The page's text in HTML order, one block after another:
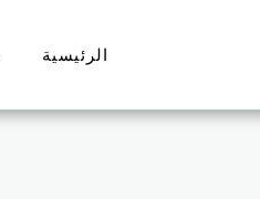
الرئيسية